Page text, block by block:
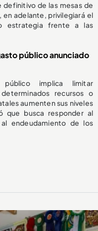
definitivo de las mesas de
adelante, privilegiará el
estrategia frente a las
público anunciado
implica limitar
recursos o
aumenten sus niveles
que busca responder al
endeudamiento de los